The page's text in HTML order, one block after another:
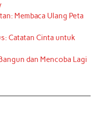
Membaca Ulang Peta
Catatan Cinta untuk
dan Mencoba Lagi